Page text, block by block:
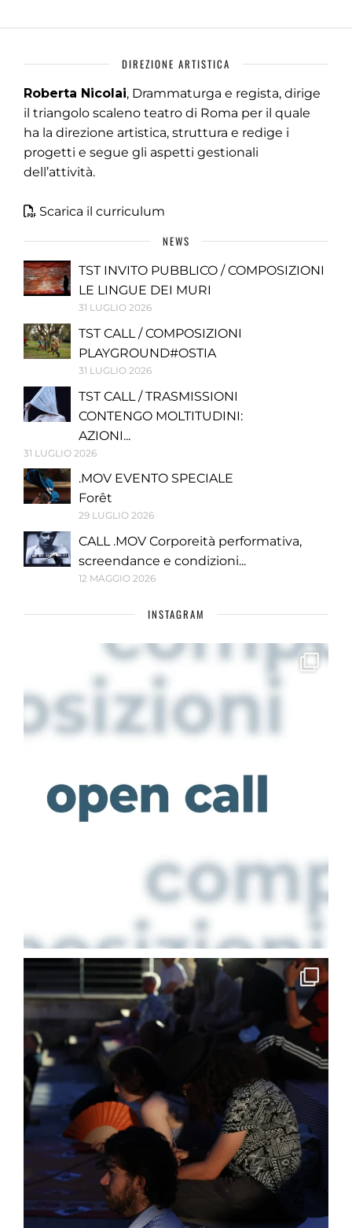
DIREZIONE ARTISTICA
Roberta Nicolai, Drammaturga e regista, dirige
il triangolo scaleno teatro di Roma per il quale
ha la direzione artistica, struttura e redige i
progetti e segue gli aspetti gestionali
dell’attività.
Scarica il curriculum
NEWS
TST INVITO PUBBLICO / COMPOSIZIONI
LE LINGUE DEI MURI
31 LUGLIO 2026
TST CALL / COMPOSIZIONI
PLAYGROUND#OSTIA
31 LUGLIO 2026
TST CALL / TRASMISSIONI
CONTENGO MOLTITUDINI:
AZIONI...
31 LUGLIO 2026
.MOV EVENTO SPECIALE
Forêt
29 LUGLIO 2026
CALL .MOV Corporeità performativa,
screendance e condizioni...
12 MAGGIO 2026
INSTAGRAM